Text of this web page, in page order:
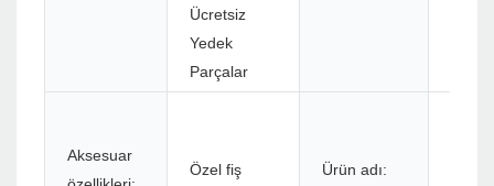
Ücretsiz
Yedek
Parçalar
Aksesuar
Özel fiş Ürün adı: